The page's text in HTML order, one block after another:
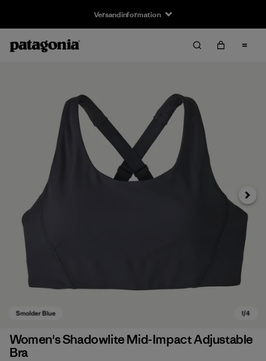
Versandinformation
Weiter
Women's Shadowlite Mid-Impact Adjustable
Bra